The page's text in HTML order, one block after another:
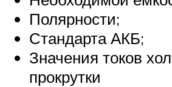
Полярности;
Стандарта АКБ;
Значения токов
прокрутки